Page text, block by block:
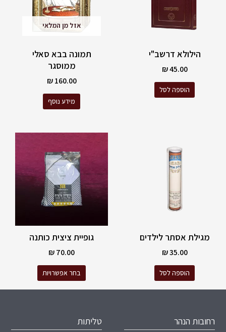
הילולא דרשב"י
45.00
₪
הוספה לסל
אזל מן המלאי
תמונה בבא סאלי
ממוסגר
160.00
₪
מידע נוסף
מגילת אסתר לילדים
35.00
₪
הוספה לסל
גופיית ציצית כותנה
70.00
₪
בחר אפשרויות
מספר
סוגים.
האפשרויות
בעמוד
רחובות הנהר
טליתות